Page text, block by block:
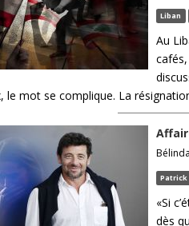
Liban
Au
le mot se complique. La
Patrick
«Si
dès